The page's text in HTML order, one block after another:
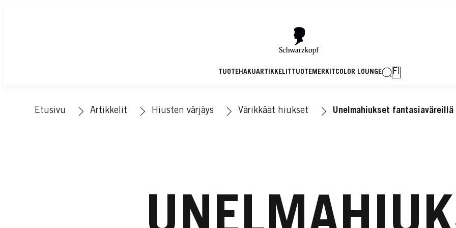
TUOTEHAKUARTIKKELIT TUOTEMERKIT COLOR LOUNGE FI
Etusivu Artikkelit Hiusten värjäys Värikkäät hiukset Unelmahiukset fantasiaväreillä